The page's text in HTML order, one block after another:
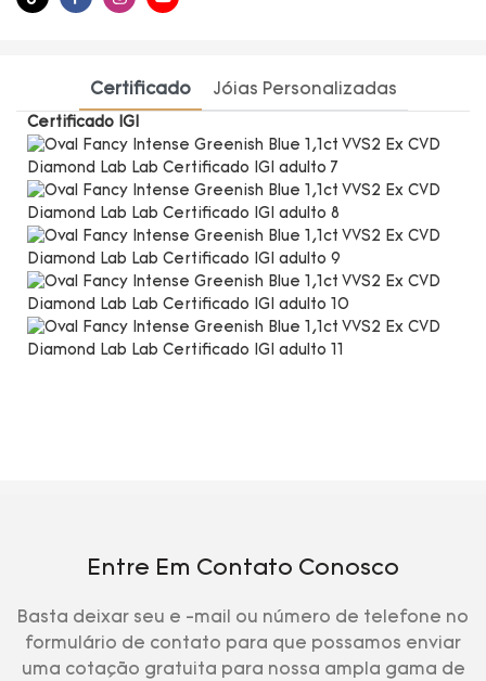
Certificado Jóias Personalizadas
Certificado IGI
Entre Em Contato Conosco
Basta deixar seu e -mail ou número de telefone no
formulário de contato para que possamos enviar
uma cotação gratuita para nossa ampla gama de